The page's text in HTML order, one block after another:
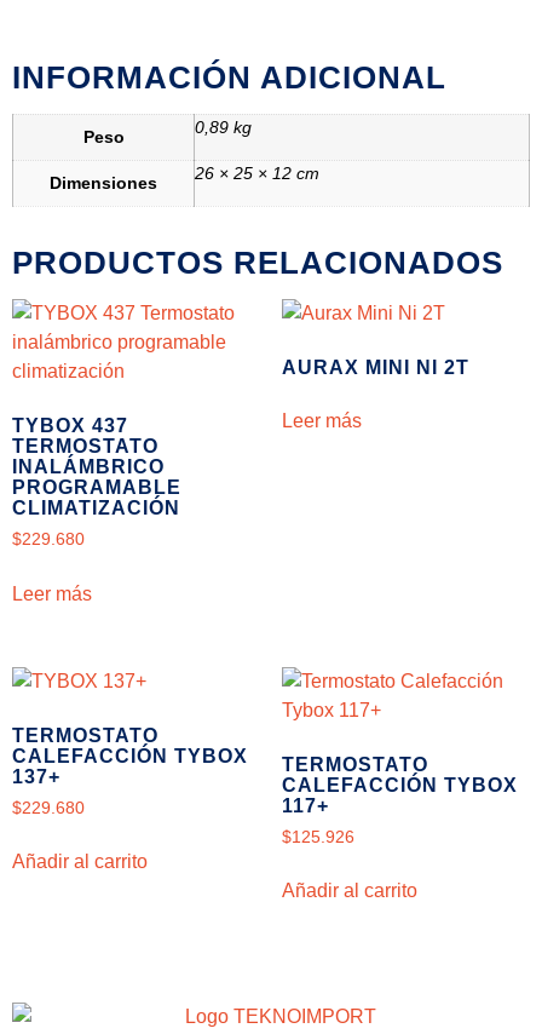
INFORMACIÓN ADICIONAL
Peso 0,89 kg
Dimensiones 26 × 25 × 12 cm
PRODUCTOS RELACIONADOS
TYBOX 437
TERMOSTATO
INALÁMBRICO
PROGRAMABLE
CLIMATIZACIÓN
$229.680
Leer más
AURAX MINI NI 2T
Leer más
TERMOSTATO
CALEFACCIÓN TYBOX
137+
$229.680
Añadir al carrito
TERMOSTATO
CALEFACCIÓN TYBOX
117+
$125.926
Añadir al carrito